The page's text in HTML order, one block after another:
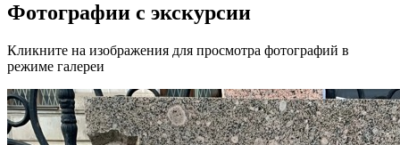
Фотографии с экскурсии
Кликните на изображения для просмотра фотографий в
режиме галереи